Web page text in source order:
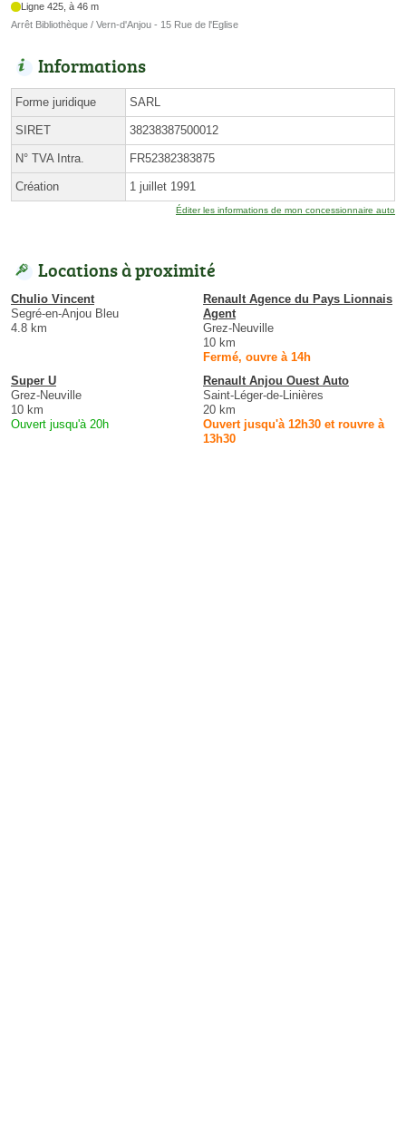
Ligne 425, à 46 m
Arrêt Bibliothèque / Vern-d'Anjou - 15 Rue de l'Eglise
Informations
Forme juridique SARL
SIRET 38238387500012
N° TVA Intra. FR52382383875
Création 1 juillet 1991
Éditer les informations de mon concessionnaire auto
Locations à proximité
Chulio Vincent
Segré-en-Anjou Bleu
4.8 km
Renault Agence du Pays Lionnais
Agent
Grez-Neuville
10 km
Fermé, ouvre à 14h
Super U
Grez-Neuville
10 km
Ouvert jusqu'à 20h
Renault Anjou Ouest Auto
Saint-Léger-de-Linières
20 km
Ouvert jusqu'à 12h30 et rouvre à
13h30